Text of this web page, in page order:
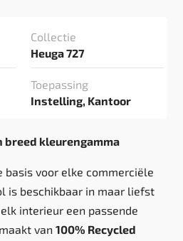
Collectie
Heuga 727
Toepassing
Instelling, Kantoor
breed kleurengamma
basis voor elke commerciële
is beschikbaar in maar liefst
interieur een passende
van100% Recycled